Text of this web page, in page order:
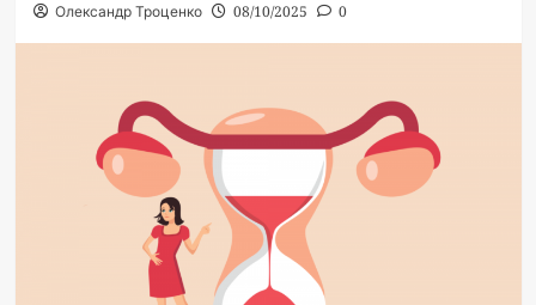
Олександр Троценко 08/10/2025 0